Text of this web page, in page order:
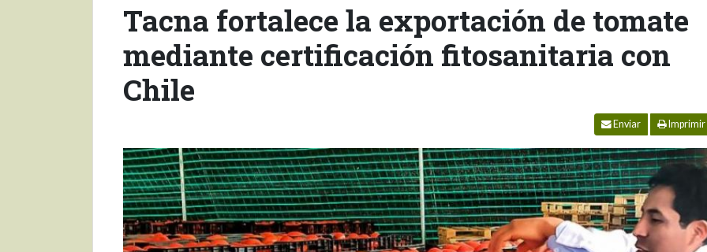
Tacna fortalece la exportación de tomate
mediante certificación fitosanitaria con
Chile
Enviar Imprimir